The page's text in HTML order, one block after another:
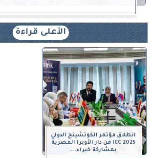
الأعلى قراءة
انطلاق مؤتمر الكوتشينج الدولي
ICC 2025 من دار الأوبرا المصرية
بمشاركة خبراء...